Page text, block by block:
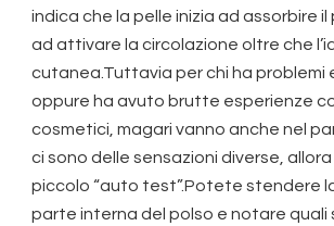
indica che la pelle inizia ad assorbire
ad attivare la circolazione oltre che
cutanea.Tuttavia per chi ha problemi
oppure ha avuto brutte esperienze
cosmetici, magari vanno anche nel
ci sono delle sensazioni diverse, allora
piccolo “auto test”.Potete stendere
parte interna del polso e notare quali